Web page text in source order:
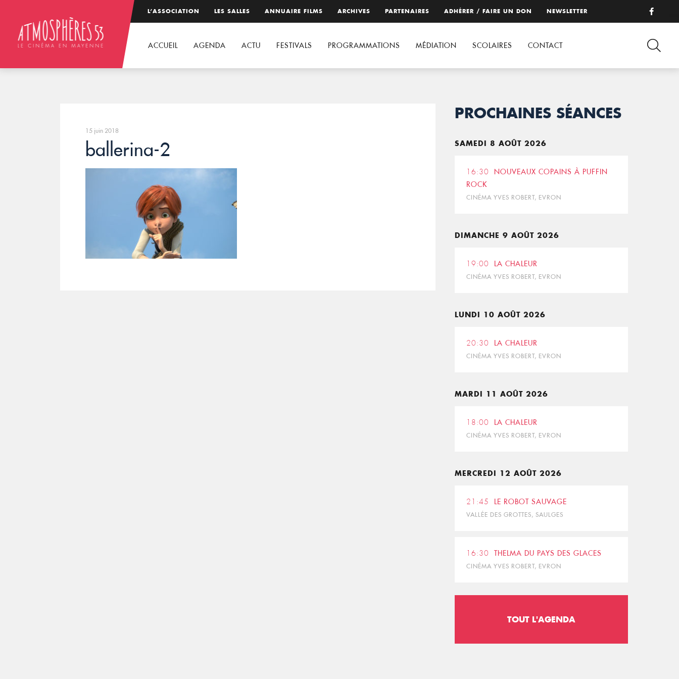
L’ASSOCIATION LES SALLES ANNUAIRE FILMS ARCHIVES PARTENAIRES ADHÉRER / FAIRE UN DON NEWSLETTER
ACCUEIL AGENDA ACTU FESTIVALS PROGRAMMATIONS MÉDIATION SCOLAIRES CONTACT
15 juin 2018
ballerina-2
PROCHAINES SÉANCES
SAMEDI 8 AOÛT 2026
16:30
NOUVEAUX COPAINS À PUFFIN
ROCK
CINÉMA YVES ROBERT, EVRON
DIMANCHE 9 AOÛT 2026
19:00 LA CHALEUR
CINÉMA YVES ROBERT, EVRON
LUNDI 10 AOÛT 2026
20:30 LA CHALEUR
CINÉMA YVES ROBERT, EVRON
MARDI 11 AOÛT 2026
18:00 LA CHALEUR
CINÉMA YVES ROBERT, EVRON
MERCREDI 12 AOÛT 2026
21:45 LE ROBOT SAUVAGE
VALLÉE DES GROTTES, SAULGES
16:30 THELMA DU PAYS DES GLACES
CINÉMA YVES ROBERT, EVRON
TOUT L'AGENDA